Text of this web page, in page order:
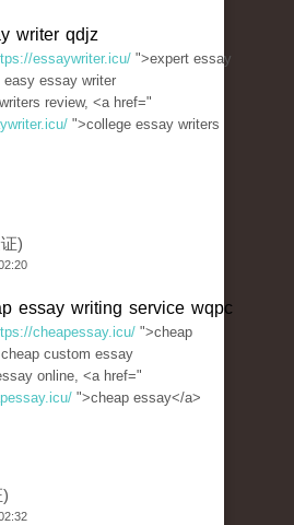
writer qdjz
essaywriter.icu/ ">expert essay
essay writer
review, <a href="
">college essay writers
)
essay writing service wqpc
cheapessay.icu/ ">cheap
custom essay
online, <a href="
">cheap essay</a>